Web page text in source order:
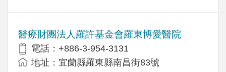
醫療財團法人羅許基金會羅東博愛醫院
電話：+886-3-954-3131
地址：宜蘭縣羅東縣南昌街83號